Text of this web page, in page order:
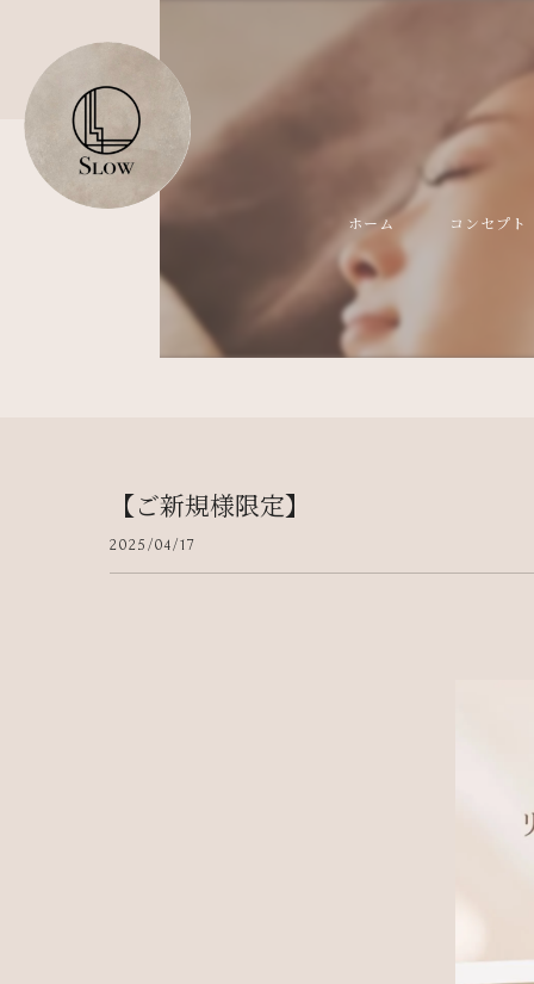
ホーム コンセプト
【ご新規様限定】
2025/04/17